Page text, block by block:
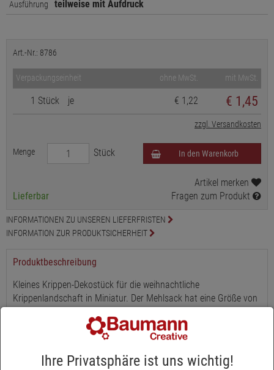
Ausführung teilweise mit Aufdruck
Art.-Nr.: 8786
Verpackungseinheit ohne MwSt. mit MwSt.
1 Stück je € 1,22 € 1,45
zzgl. Versandkosten
Menge Stück In den Warenkorb
Lieferbar
Artikel merken
Fragen zum Produkt
INFORMATIONEN ZU UNSEREN LIEFERFRISTEN
INFORMATION ZUR PRODUKTSICHERHEIT
Produktbeschreibung
Kleines Krippen-Dekostück für die weihnachtliche
Krippenlandschaft in Miniatur. Der Mehlsack hat eine Größe von
Sack mit Aufdruck geliefert.
Ihre Privatsphäre ist uns wichtig!